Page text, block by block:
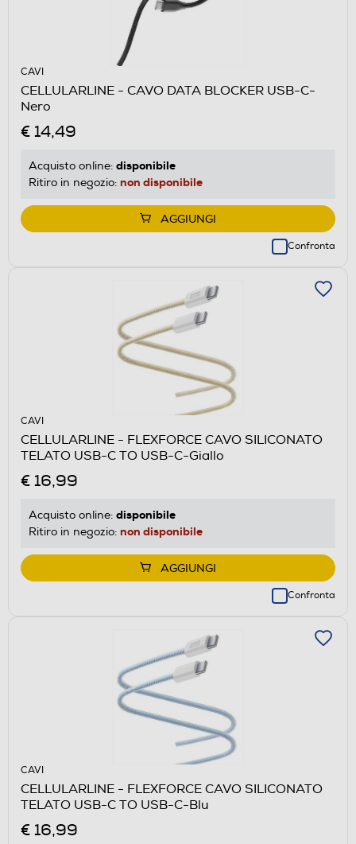
CAVI
CELLULARLINE - CAVO DATA BLOCKER USB-C-
Nero
€ 14,49
Acquisto online: disponibile
Ritiro in negozio: non disponibile
AGGIUNGI
Confronta
CAVI
CELLULARLINE - FLEXFORCE CAVO SILICONATO
TELATO USB-C TO USB-C-Giallo
€ 16,99
Acquisto online: disponibile
Ritiro in negozio: non disponibile
AGGIUNGI
Confronta
CAVI
CELLULARLINE - FLEXFORCE CAVO SILICONATO
TELATO USB-C TO USB-C-Blu
€ 16,99